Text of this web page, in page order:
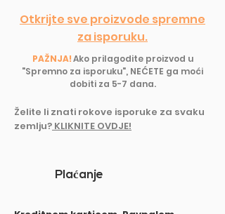
Otkrijte sve proizvode spremne
za isporuku.
PAŽNJA!Ako prilagodite proizvod u
"Spremno za isporuku", NEĆETE ga moći
dobiti za 5-7 dana.
Želite li znati rokove isporuke za svaku
zemlju? KLIKNITE OVDJE!
Plaćanje